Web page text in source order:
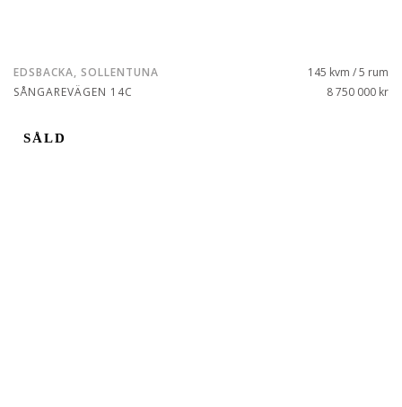
EDSBACKA, SOLLENTUNA
SÅNGAREVÄGEN 14C
145 kvm / 5 rum
8 750 000 kr
SÅLD